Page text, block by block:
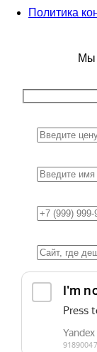
Политика
Мы